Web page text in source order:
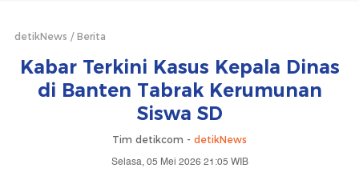
detikNews Berita
Kabar Terkini Kasus Kepala Dinas
di Banten Tabrak Kerumunan
Siswa SD
Tim detikcom - detikNews
Selasa, 05 Mei 2026 21:05 WIB